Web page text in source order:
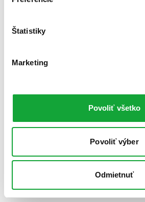
Štatistiky
Marketing
Povoliť všetko
Povoliť výber
Odmietnuť